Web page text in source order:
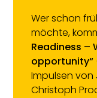
Wer schon
möchte,
Readiness –
opportunity“
Impulsen von
Christoph